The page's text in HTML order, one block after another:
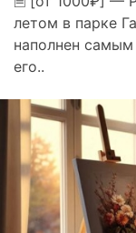
летом в парке
наполнен
его..